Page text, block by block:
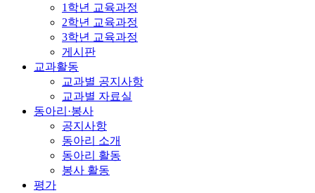
1학년 교육과정
2학년 교육과정
3학년 교육과정
게시판
교과활동
교과별 공지사항
교과별 자료실
동아리·봉사
공지사항
동아리 소개
동아리 활동
봉사 활동
평가